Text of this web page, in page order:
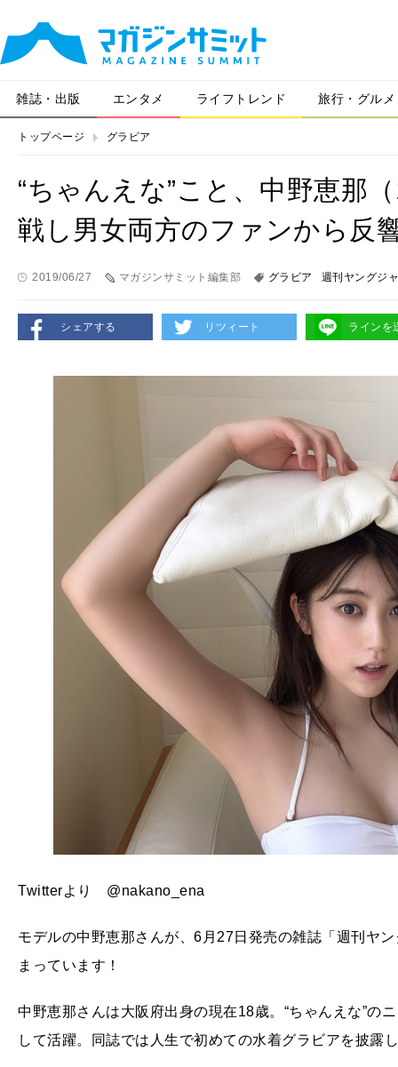
雑誌・出版 エンタメ ライフトレンド 旅行・グルメ
トップページ グラビア
“ちゃんえな”こと、中野恵那
戦し男女両方のファンから反
2019/06/27 マガジンサミット編集部 グラビア 週刊ヤングジ
シェアする リツィート ラインを
Twitterより @nakano_ena
モデルの中野恵那さんが、6月27日発売の雑誌「週刊ヤ
まっています！
中野恵那さんは大阪府出身の現在18歳。“ちゃんえな”の
して活躍。同誌では人生で初めての水着グラビアを披露